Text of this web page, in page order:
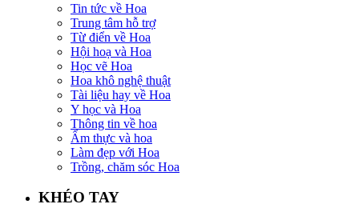
Tin tức về Hoa
Trung tâm hỗ trợ
Từ điển về Hoa
Hội hoạ và Hoa
Học vẽ Hoa
Hoa khô nghệ thuật
Tài liệu hay về Hoa
Y học và Hoa
Thông tin về hoa
Ẩm thực và hoa
Làm đẹp với Hoa
Trồng, chăm sóc Hoa
KHÉO TAY